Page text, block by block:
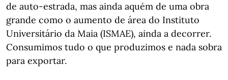
de auto-estrada, mas ainda aquém de uma obra
grande como o aumento de área do Instituto
Universitário da Maia (ISMAE), ainda a decorrer.
Consumimos tudo o que produzimos e nada sobra
para exportar.